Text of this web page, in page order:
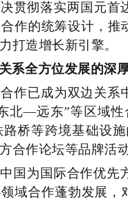
贯彻落实两国元
作的统筹设计，
打造增长新引擎。
系全方位发展的深
作已成为双边关
北—远东”等区域
桥等跨境基础设
合作论坛等品牌活
国为国际合作优
域合作蓬勃发展